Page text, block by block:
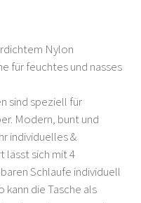
Nylon
für feuchtes und nasses
sind speziell für
Modern, bunt und
individuelles &
lässt sich mit 4
Schlaufe individuell
kann die Tasche als